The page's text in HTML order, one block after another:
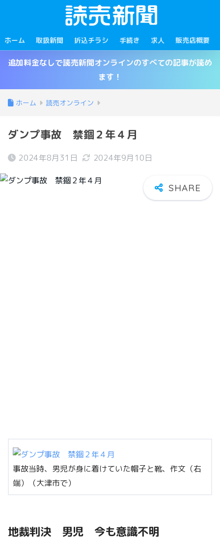
ホーム 取扱新聞 折込チラシ 手続き 求人 販売店概要
追加料金なしで読売新聞オンラインのすべての記事が読め
ます！
ホーム 読売オンライン
ダンプ事故 禁錮２年４月
2024年8月31日 2024年9月10日
事故当時、男児が身に着けていた帽子と靴、作文（右
端）（大津市で）
地裁判決 男児 今も意識不明